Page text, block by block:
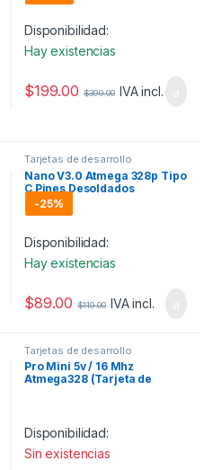
Disponibilidad:
Hay existencias
$199.00 $399.00 IVA incl.
Tarjetas de desarrollo
Nano V3.0 Atmega 328p Tipo
C Pines Desoldados
-25%
Disponibilidad:
Hay existencias
$89.00 $119.00 IVA incl.
Tarjetas de desarrollo
Pro Mini 5v / 16 Mhz
Atmega328 (Tarjeta de
Disponibilidad:
Sin existencias